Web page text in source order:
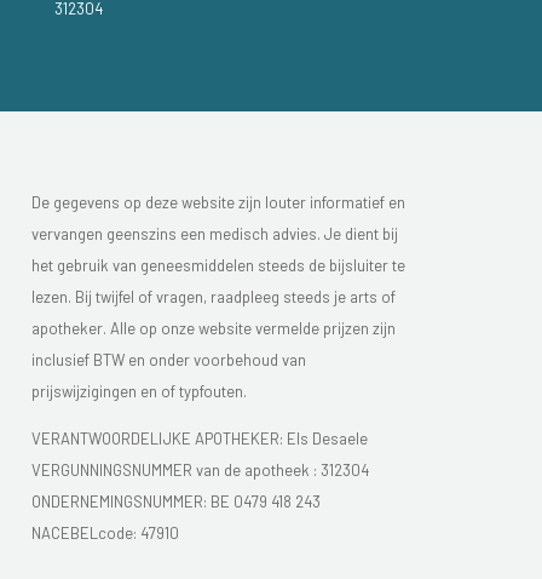
312304
De gegevens op deze website zijn louter informatief en
vervangen geenszins een medisch advies. Je dient bij
het gebruik van geneesmiddelen steeds de bijsluiter te
lezen. Bij twijfel of vragen, raadpleeg steeds je arts of
apotheker. Alle op onze website vermelde prijzen zijn
inclusief BTW en onder voorbehoud van
prijswijzigingen en of typfouten.
VERANTWOORDELIJKE APOTHEKER: Els Desaele
VERGUNNINGSNUMMER van de apotheek : 312304
ONDERNEMINGSNUMMER: BE 0479 418 243
NACEBELcode: 47910